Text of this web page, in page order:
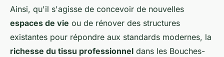
Ainsi, qu'il s'agisse de concevoir de nouvelles
espaces de vie ou de rénover des structures
existantes pour répondre aux standards modernes, la
richesse du tissu professionnel dans les Bouches-